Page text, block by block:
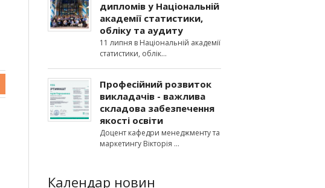
дипломів у Національній
академії статистики,
обліку та аудиту
11 липня в Національній академії
статистики, облік
Професійний розвиток
викладачів - важлива
складова забезпечення
якості освіти
Доцент кафедри менеджменту та
маркетингу Вікторія
Календар новин